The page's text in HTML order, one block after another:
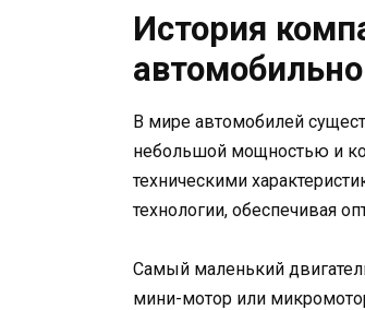
История
В мире автомобилей
небольшой мощностью и
техническими
технологии, обеспечивая
Самый маленький
мини-мотор или